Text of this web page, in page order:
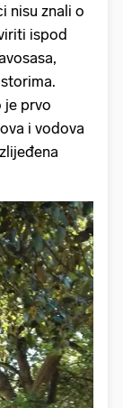
nisu znali o
ispod
je prvo
i vodova